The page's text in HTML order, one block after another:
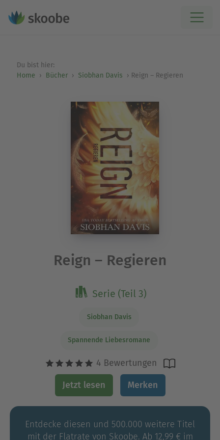
Du bist hier:
Home
Bücher Siobhan Davis Reign – Regieren
Reign – Regieren
Serie (Teil 3)
Siobhan Davis
Spannende Liebesromane
4 Bewertungen
Jetzt lesen Merken
Entdecke diesen und 500.000 weitere Titel
mit der Flatrate von Skoobe. Ab 12,99 € im